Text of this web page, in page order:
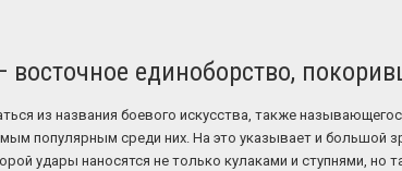
единоборство,
из названия боевого искусства, также
популярным среди них. На это указывает и большой
удары наносятся не только кулаками и ступнями, но